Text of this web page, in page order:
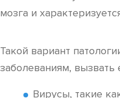
мозга и
Такой вариант
заболеваниям, вызвать
Вирусы, такие